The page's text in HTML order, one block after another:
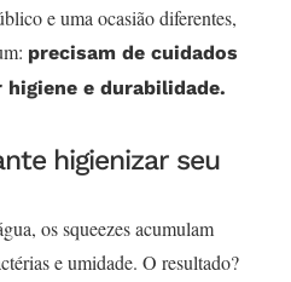
e uma ocasião diferentes,
precisam de cuidados
e durabilidade.
higienizar seu
os squeezes acumulam
e umidade. O resultado?